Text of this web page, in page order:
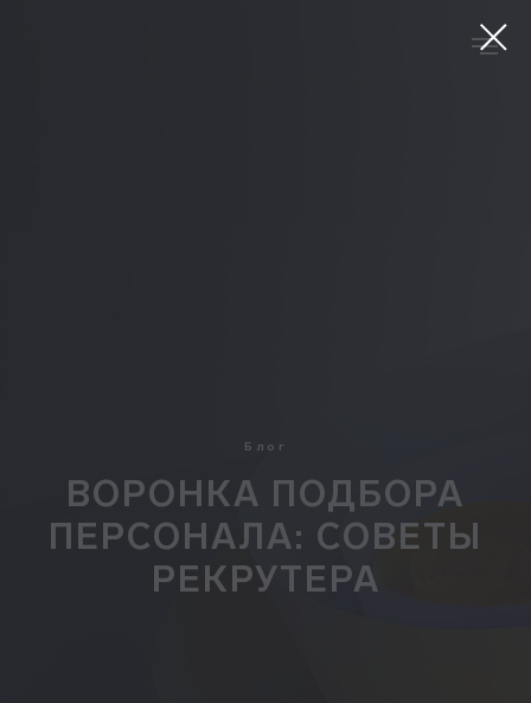
Блог
ВОРОНКА ПОДБОРА
ПЕРСОНАЛА: СОВЕТЫ
РЕКРУТЕРА